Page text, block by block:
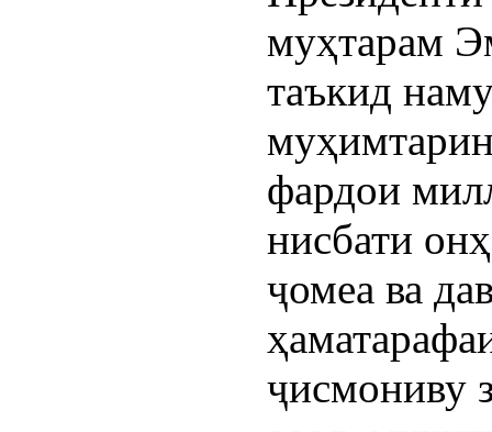
муҳтарам
таъкид
фардои
нисбати
ҷомеа ва
ҷисмониву